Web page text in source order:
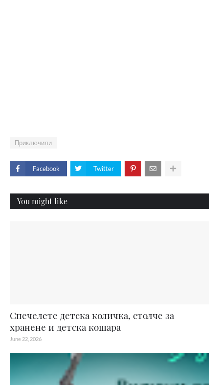
Приключили
Facebook Twitter
You might like
Спечелете детска количка, столче за
хранене и детска кошара
June 22, 2026